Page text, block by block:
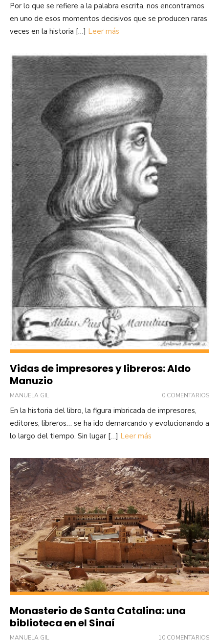
Por lo que se refiere a la palabra escrita, nos encontramos
en uno de esos momentos decisivos que se producen raras
veces en la historia […] Leer más
Vidas de impresores y libreros: Aldo
Manuzio
MANUELA GIL 0 COMENTARIOS
En la historia del libro, la figura imbricada de impresores,
editores, libreros… se ha ido demarcando y evolucionando a
lo largo del tiempo. Sin lugar […] Leer más
Monasterio de Santa Catalina: una
biblioteca en el Sinaí
MANUELA GIL 10 COMENTARIOS